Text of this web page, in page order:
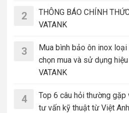
2
THÔNG BÁO CHÍNH
VATANK
3
Mua bình bảo ôn inox
chọn mua và sử dụng
VATANK
4
Top 6 câu hỏi thường
tư vấn kỹ thuật từ Việt